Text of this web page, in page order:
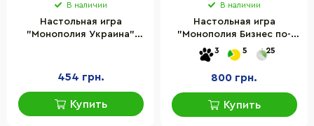
В наличии
Настольная игра
"Монополия Украина"
собственности
454 грн.
Купить
В наличии
Настольная игра
"Монополия Бизнес по-
Днепровски" FlixPlay PLR-
0029 украинский язык
3 5 25
800 грн.
Купить